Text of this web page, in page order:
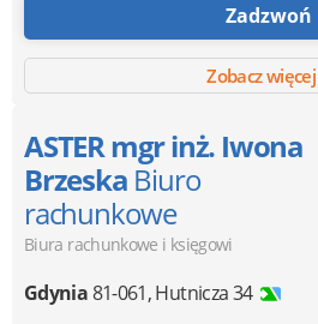
Zadzwoń
Zobacz więcej
ASTER mgr inż. Iwona
Brzeska Biuro
rachunkowe
Biura rachunkowe i księgowi
Gdynia81-061,Hutnicza 34